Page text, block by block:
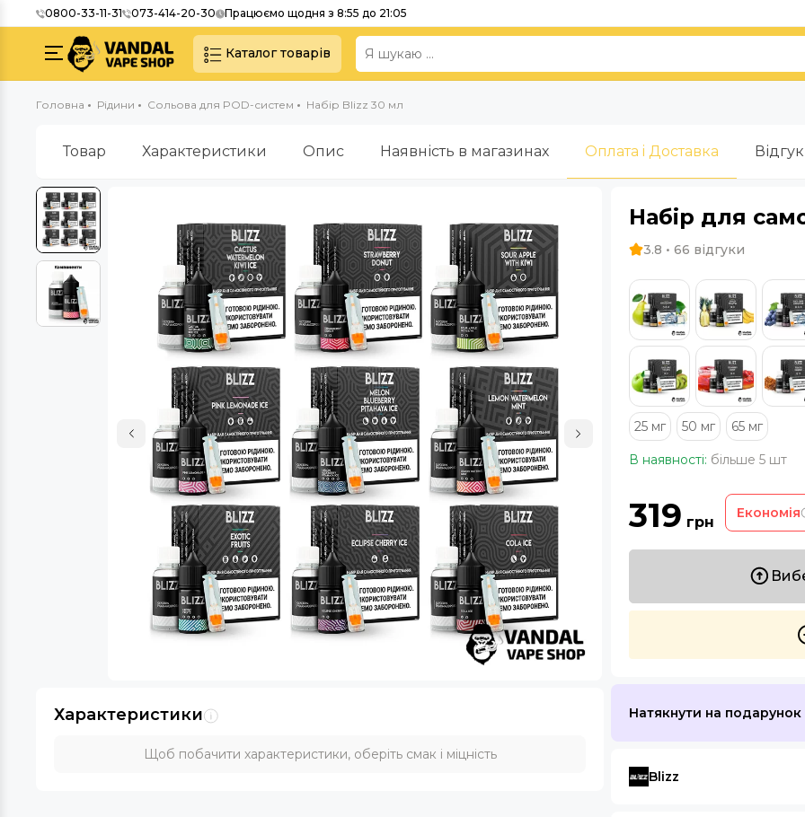
0800-33-11-31 073-414-20-30 Працюємо щодня з 8:55 до 21:05
Каталог товарів
Головна Рідини Сольова для POD-систем Набір Blizz 30 мл
Товар Характеристики Опис Наявність в магазинах Оплата i Доставка
Характеристики
Щоб побачити характеристики, оберіть смак і міцність
Набір для
3.8 • 66 відгуки
25 мг 50 мг 65 мг
В наявності: більше 5 шт
319 грн
Економія
Натякнути на подарунок
Blizz